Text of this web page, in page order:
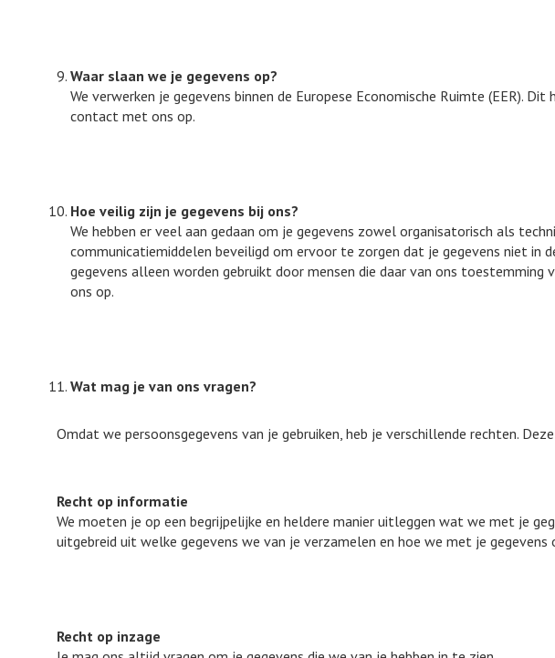
Waar slaan we je gegevens op?
We verwerken je gegevens binnen de Europese Economische Ruimte (EER).
contact met ons op.
Hoe veilig zijn je gegevens bij ons?
We hebben er veel aan gedaan om je gegevens zowel organisatorisch als
communicatiemiddelen beveiligd om ervoor te zorgen dat je gegevens niet in
gegevens alleen worden gebruikt door mensen die daar van ons toestemming
ons op.
Wat mag je van ons vragen?
Omdat we persoonsgegevens van je gebruiken, heb je verschillende rechten.
Recht op informatie
We moeten je op een begrijpelijke en heldere manier uitleggen wat we met je
uitgebreid uit welke gegevens we van je verzamelen en hoe we met je gegevens
Recht op inzage